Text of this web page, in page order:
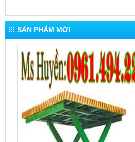
SẢN PHẨM MỚI